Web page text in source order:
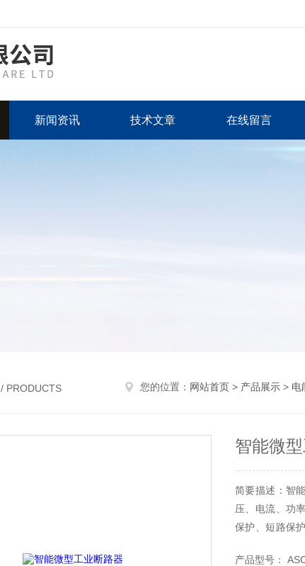
新闻资讯 技术文章 在线留言
/ PRODUCTS 您的位置： 网站首页 > 产品展示 > 电
智能微
简要描述：智
压、电流、功
保护、短路保
产品型号：